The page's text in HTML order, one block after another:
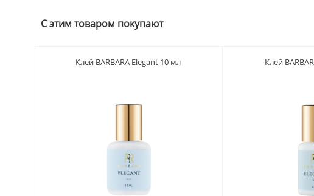
С этим товаром покупают
Клей BARBARA Elegant 10 мл Клей